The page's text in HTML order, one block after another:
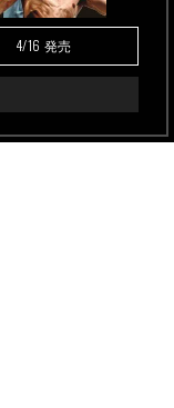
4/16 発売